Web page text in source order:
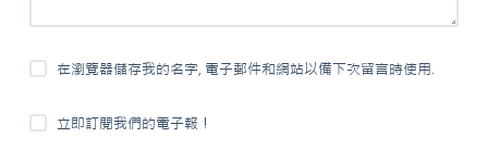
在瀏覽器儲存我的名字, 電子郵件和網站以備下次留言時使用.
立即訂閱我們的電子報！